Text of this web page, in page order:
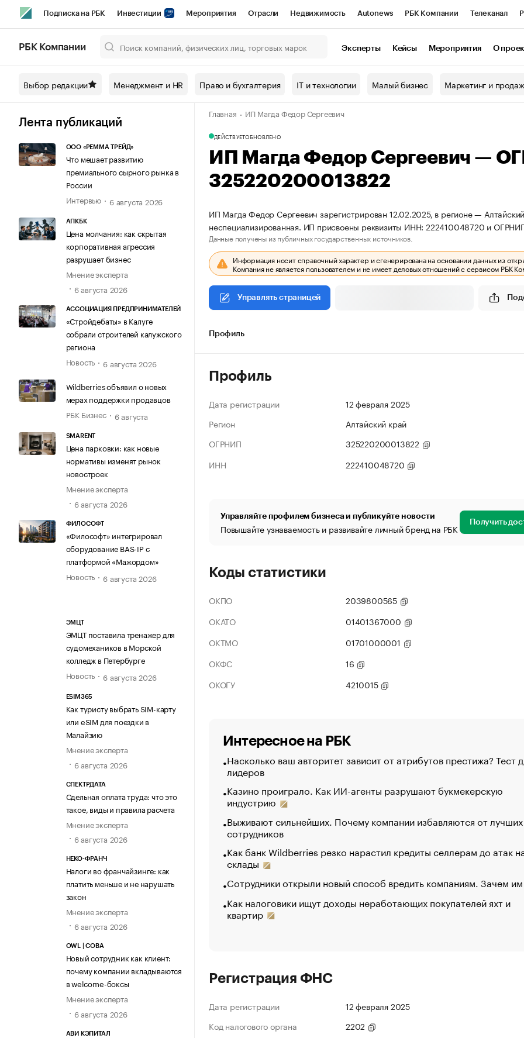
Подписка на РБК Инвестиции Мероприятия Отрасли Недвижимость Autonews РБК Компании Телеканал
Спецпроекты СПб Конференции СПб Спецпроекты Проверка контрагентов
Технологии и медиа Рынок наличной валюты
РБК Компании Эксперты Кейсы Мероприятия О
Выбор редакции Менеджмент и HR Право и бухгалтерия IT и технологии Малый бизнес Маркетинг и
Лента публикаций
ООО «РЕММА ТРЕЙД»
Что мешает развитию
премиального сырного рынка в
России
Интервью
6 августа 2026
АПКБК
Цена молчания: как скрытая
корпоративная агрессия
разрушает бизнес
Мнение эксперта
6 августа 2026
АССОЦИАЦИЯ ПРЕДПРИНИМАТЕЛЕЙ
«Стройдебаты» в Калуге
собрали строителей калужского
региона
Новость
6 августа 2026
Wildberries объявил о новых
мерах поддержки продавцов
РБК Бизнес
6 августа
SMARENT
Цена парковки: как новые
нормативы изменят рынок
новостроек
Мнение эксперта
6 августа 2026
ФИЛОСОФТ
«Философт» интегрировал
оборудование BAS-IP с
платформой «Мажордом»
Новость
6 августа 2026
ЭМЦТ
ЭМЦТ поставила тренажер для
судомехаников в Морской
колледж в Петербурге
Новость
6 августа 2026
ESIM365
Как туристу выбрать SIM-карту
или eSIM для поездки в
Малайзию
Мнение эксперта
6 августа 2026
СПЕКТРДАТА
Сдельная оплата труда: что это
такое, виды и правила расчета
Мнение эксперта
6 августа 2026
НЕКО-ФРАНЧ
Налоги во франчайзинге: как
платить меньше и не нарушать
закон
Мнение эксперта
6 августа 2026
OWL | СОВА
Новый сотрудник как клиент:
почему компании вкладываются
в welcome-боксы
Мнение эксперта
6 августа 2026
АВИ КЭПИТАЛ
Главная ИП Магда Федор Сергеевич
ДЕЙСТВУЕТОБНОВЛЕНО
ИП Магда Федор Сергеевич —
325220200013822
ИП Магда Федор Сергеевич зарегистрирован 12.02.2025, в регионе —
неспециализированная. ИП присвоены реквизиты ИНН: 222410048720 и
Данные получены из публичных государственных источников.
Информация носит справочный характер и сгенерирована на основании данных из
Компания не является пользователем и не имеет деловых отношений с сервисом РБК
Управлять страницей
Профиль
Профиль
Дата регистрации
12 февраля 2025
Регион
Алтайский край
ОГРНИП
325220200013822
ИНН
222410048720
Управляйте профилем бизнеса и публикуйте новости
Повышайте узнаваемость и развивайте личный бренд на РБК Получить
Коды статистики
ОКПО
2039800565
ОКАТО
01401367000
ОКТМО
01701000001
ОКФС
16
ОКОГУ
4210015
Интересное на РБК
Насколько ваш авторитет зависит от атрибутов престижа? Тест
лидеров
Казино проиграло. Как ИИ-агенты разрушают букмекерскую
индустрию
Выживают сильнейших. Почему компании избавляются от лучших
сотрудников
Как банк Wildberries резко нарастил кредиты селлерам до атак
склады
Сотрудники открыли новый способ вредить компаниям. Зачем
Как налоговики ищут доходы неработающих покупателей яхт и
квартир
Регистрация ФНС
Дата регистрации
12 февраля 2025
Код налогового органа
2202